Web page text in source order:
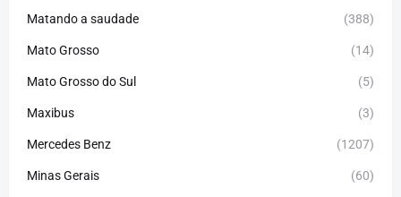
Matando a saudade (388)
Mato Grosso (14)
Mato Grosso do Sul (5)
Maxibus (3)
Mercedes Benz (1207)
Minas Gerais (60)